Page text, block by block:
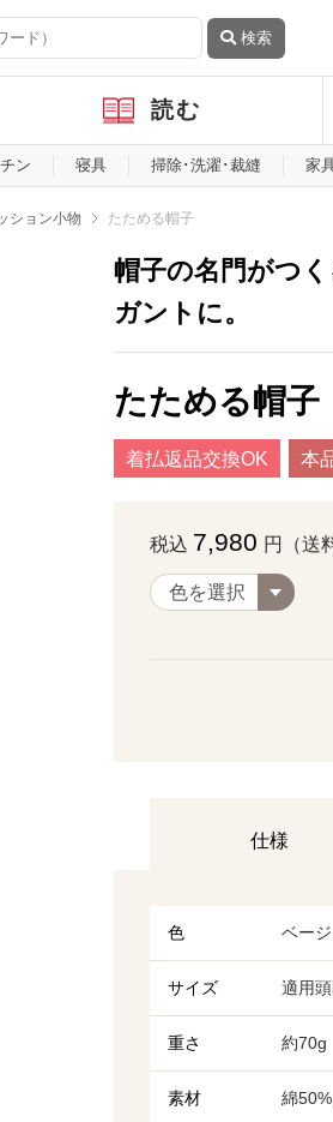
検索
読む
ン 寝具 掃除･洗濯･裁縫 家
ション小物 たためる帽子
帽子の名門がつ
ガントに。
たためる帽子
着払返品交換OK 本
税込 7,980 円（送
仕様
色 ベー
サイズ 適用
重さ 約70g
素材 綿